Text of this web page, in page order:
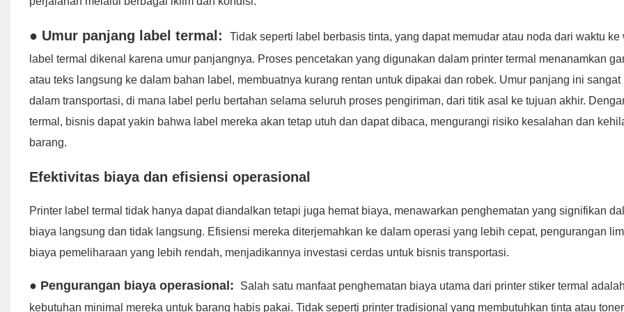
● Umur panjang label termal:
Tidak seperti label berbasis tinta, yang dapat memudar atau noda dari waktu ke
label termal dikenal karena umur panjangnya. Proses pencetakan yang digunakan dalam printer termal menanamkan
atau teks langsung ke dalam bahan label, membuatnya kurang rentan untuk dipakai dan robek. Umur panjang ini sangat
dalam transportasi, di mana label perlu bertahan selama seluruh proses pengiriman, dari titik asal ke tujuan akhir.
termal, bisnis dapat yakin bahwa label mereka akan tetap utuh dan dapat dibaca, mengurangi risiko kesalahan dan
barang.
Efektivitas biaya dan efisiensi operasional
Printer label termal tidak hanya dapat diandalkan tetapi juga hemat biaya, menawarkan penghematan yang signifikan
biaya langsung dan tidak langsung. Efisiensi mereka diterjemahkan ke dalam operasi yang lebih cepat, pengurangan
biaya pemeliharaan yang lebih rendah, menjadikannya investasi cerdas untuk bisnis transportasi.
● Pengurangan biaya operasional:
Salah satu manfaat penghematan biaya utama dari printer stiker termal
kebutuhan minimal mereka untuk barang habis pakai. Tidak seperti printer tradisional yang membutuhkan tinta atau